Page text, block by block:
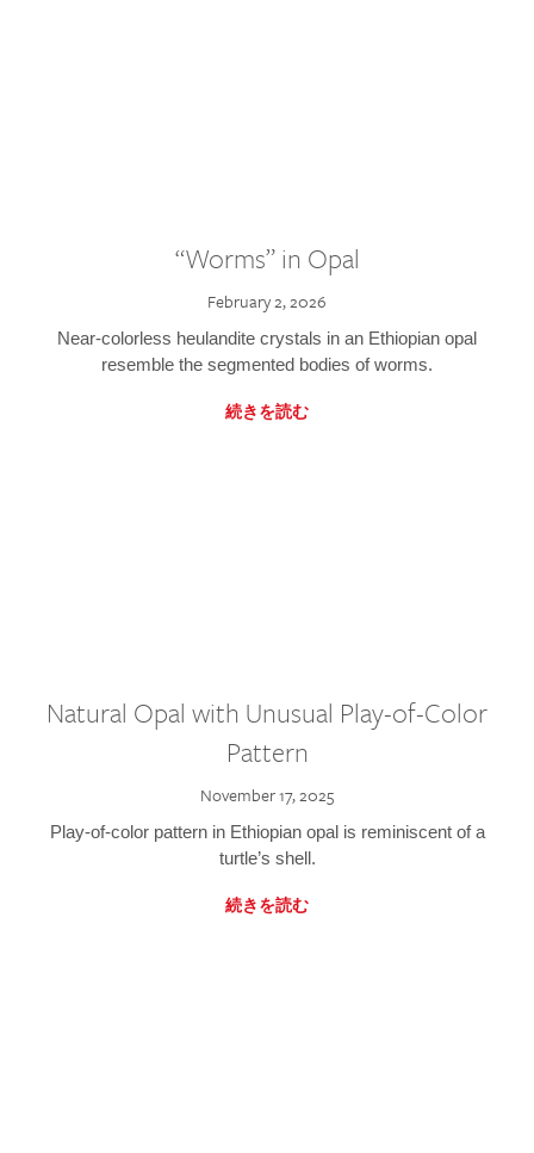
“Worms” in Opal
February 2, 2026
Near-colorless heulandite crystals in an Ethiopian opal
resemble the segmented bodies of worms.
続きを読む
Natural Opal with Unusual Play-of-Color
Pattern
November 17, 2025
Play-of-color pattern in Ethiopian opal is reminiscent of a
turtle’s shell.
続きを読む